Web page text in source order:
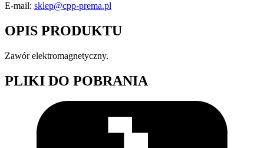
E-mail: sklep@cpp-prema.pl
OPIS PRODUKTU
Zawór elektromagnetyczny.
PLIKI DO POBRANIA